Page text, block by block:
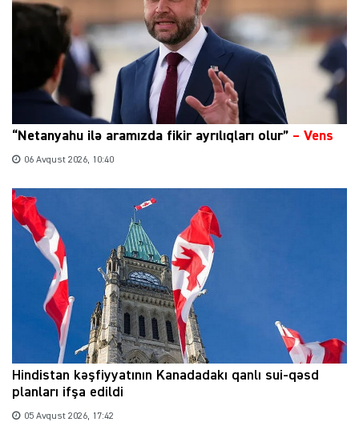
“Netanyahu ilə aramızda fikir ayrılıqları olur” – Vens
06 Avqust 2026, 10:40
Hindistan kəşfiyyatının Kanadadakı qanlı sui-qəsd
planları ifşa edildi
05 Avqust 2026, 17:42